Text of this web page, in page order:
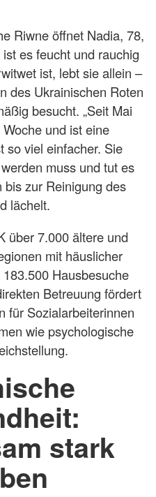
Riwne öffnet Nadia, 78,
es feucht und rauchig
ist, lebt sie allein –
des Ukrainischen Roten
besucht. „Seit Mai
und ist eine
so viel einfacher. Sie
muss und tut es
zur Reinigung des
lächelt.
über 7.000 ältere und
mit häuslicher
Hausbesuche
Betreuung fördert
für Sozialarbeiterinnen
wie psychologische
stark